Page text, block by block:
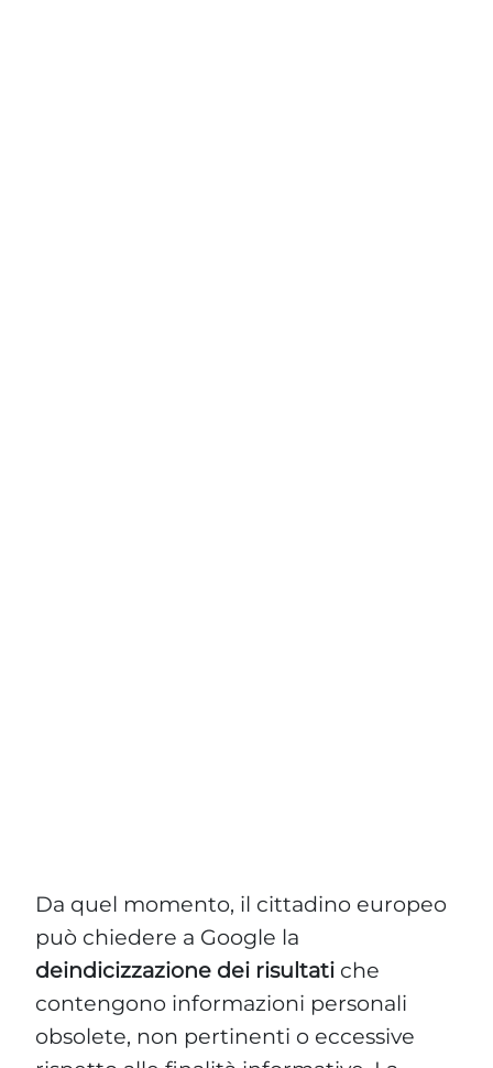
Da quel momento, il cittadino europeo
può chiedere a Google la
deindicizzazione dei risultati che
contengono informazioni personali
obsolete, non pertinenti o eccessive